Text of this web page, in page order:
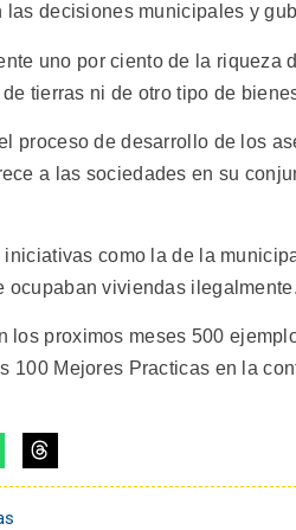
decisiones municipales y
uno por ciento de la riqueza
tierras ni de otro tipo de
proceso de desarrollo de los
a las sociedades en su
como la de la
ocupaban viviendas ilegalmente.
los proximos meses 500
100 Mejores Practicas en la